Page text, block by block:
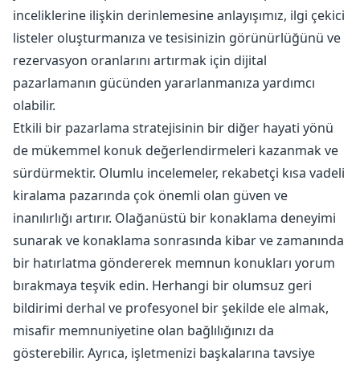
inceliklerine ilişkin derinlemesine anlayışımız, ilgi çekici
listeler oluşturmanıza ve tesisinizin görünürlüğünü ve
rezervasyon oranlarını artırmak için dijital
pazarlamanın gücünden yararlanmanıza yardımcı
olabilir.
Etkili bir pazarlama stratejisinin bir diğer hayati yönü
de mükemmel konuk değerlendirmeleri kazanmak ve
sürdürmektir. Olumlu incelemeler, rekabetçi kısa vadeli
kiralama pazarında çok önemli olan güven ve
inanılırlığı artırır. Olağanüstü bir konaklama deneyimi
sunarak ve konaklama sonrasında kibar ve zamanında
bir hatırlatma göndererek memnun konukları yorum
bırakmaya teşvik edin. Herhangi bir olumsuz geri
bildirimi derhal ve profesyonel bir şekilde ele almak,
misafir memnuniyetine olan bağlılığınızı da
gösterebilir. Ayrıca, işletmenizi başkalarına tavsiye